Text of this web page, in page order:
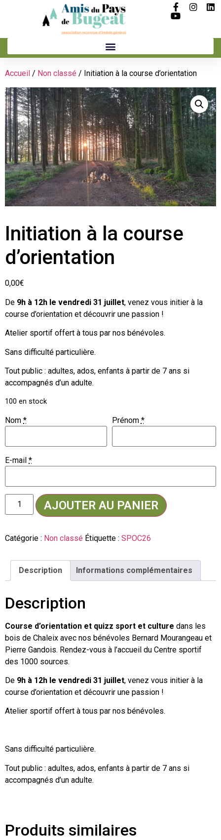
Accueil / Non classé / Initiation à la course d’orientation
Initiation à la course
d’orientation
0,00€
De 9h à 12h le vendredi 31 juillet, venez vous initier à la
course d’orientation et découvrir une passion !
Atelier sportif offert à tous par nos bénévoles.
Sans difficulté particulière.
Tout public : adultes, ados, enfants à partir de 7 ans si
accompagnés d’un adulte.
100 en stock
Nom * Prénom *
E-mail *
AJOUTER AU PANIER
Catégorie : Non classé Étiquette : SPOC26
Description Informations complémentaires
Description
Course d’orientation et quizz sport et culture dans les
bois de Chaleix avec nos bénévoles Bernard Mourangeau et
Pierre Gandois. Rendez-vous à l’accueil du Centre sportif
des 1000 sources.
De 9h à 12h le vendredi 31 juillet, venez vous initier à la
course d’orientation et découvrir une passion !
Atelier sportif offert à tous par nos bénévoles.
Sans difficulté particulière.
Tout public : adultes, ados, enfants à partir de 7 ans si
accompagnés d’un adulte.
Produits similaires